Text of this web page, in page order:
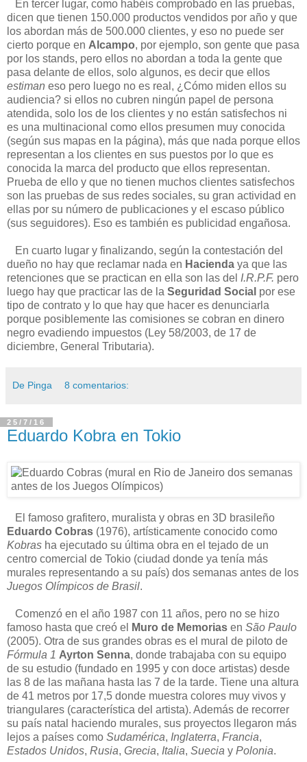
En tercer lugar, como habéis comprobado en las pruebas,
dicen que tienen 150.000 productos vendidos por año y que
los abordan más de 500.000 clientes, y eso no puede ser
cierto porque en Alcampo, por ejemplo, son gente que pasa
por los stands, pero ellos no abordan a toda la gente que
pasa delante de ellos, solo algunos, es decir que ellos
estiman eso pero luego no es real, ¿Cómo miden ellos su
audiencia? si ellos no cubren ningún papel de persona
atendida, solo los de los clientes y no están satisfechos ni
es una multinacional como ellos presumen muy conocida
(según sus mapas en la página), más que nada porque ellos
representan a los clientes en sus puestos por lo que es
conocida la marca del producto que ellos representan.
Prueba de ello y que no tienen muchos clientes satisfechos
son las pruebas de sus redes sociales, su gran actividad en
ellas por su número de publicaciones y el escaso público
(sus seguidores). Eso es también es publicidad engañosa.
En cuarto lugar y finalizando, según la contestación del
dueño no hay que reclamar nada en Hacienda ya que las
retenciones que se practican en ella son las del I.R.P.F. pero
luego hay que practicar las de la Seguridad Social por ese
tipo de contrato y lo que hay que hacer es denunciarla
porque posiblemente las comisiones se cobran en dinero
negro evadiendo impuestos (Ley 58/2003, de 17 de
diciembre, General Tributaria).
De Pinga 8 comentarios:
25/7/16
Eduardo Kobra en Tokio
El famoso grafitero, muralista y obras en 3D brasileño
Eduardo Cobras (1976), artísticamente conocido como
Kobras ha ejecutado su última obra en el tejado de un
centro comercial de Tokio (ciudad donde ya tenía más
murales representando a su país) dos semanas antes de los
Juegos Olímpicos de Brasil.
Comenzó en el año 1987 con 11 años, pero no se hizo
famoso hasta que creó el
Muro de Memorias en São Paulo
(2005). Otra de sus grandes obras es el mural de piloto de
Fórmula 1 Ayrton Senna, donde trabajaba con su equipo
de su estudio (fundado en 1995 y con doce artistas) desde
las 8 de las mañana hasta las 7 de la tarde. Tiene una altura
de 41 metros por 17,5 donde muestra colores muy vivos y
triangulares (característica del artista). Además de recorrer
su país natal haciendo murales, sus proyectos llegaron más
lejos a países como Sudamérica, Inglaterra, Francia,
Estados Unidos, Rusia, Grecia, Italia, Suecia y Polonia.